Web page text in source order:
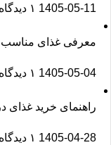
1405-05-11 ۱ دیدگاه
معرفی غذای مناسب
1405-05-04 ۱ دیدگاه
راهنمای خرید غذای
1405-04-28 ۱ دیدگاه